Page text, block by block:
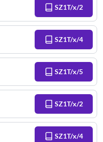
SZ1T/x/2
SZ1T/x/4
SZ1T/x/5
SZ1T/x/2
SZ1T/x/4